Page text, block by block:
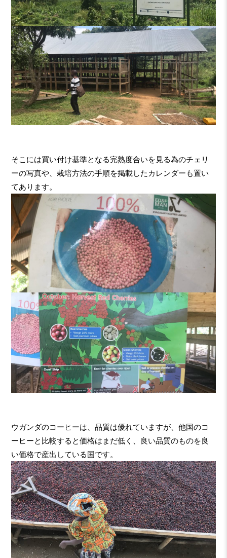
そこには買い付け基準となる完熟度合いを見る為のチェリ
ーの写真や、栽培方法の手順を掲載したカレンダーも置い
てあります。
ウガンダのコーヒーは、品質は優れていますが、他国のコ
ーヒーと比較すると価格はまだ低く、良い品質のものを良
い価格で産出している国です。